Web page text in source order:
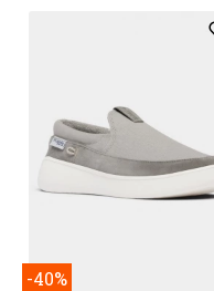
-40%